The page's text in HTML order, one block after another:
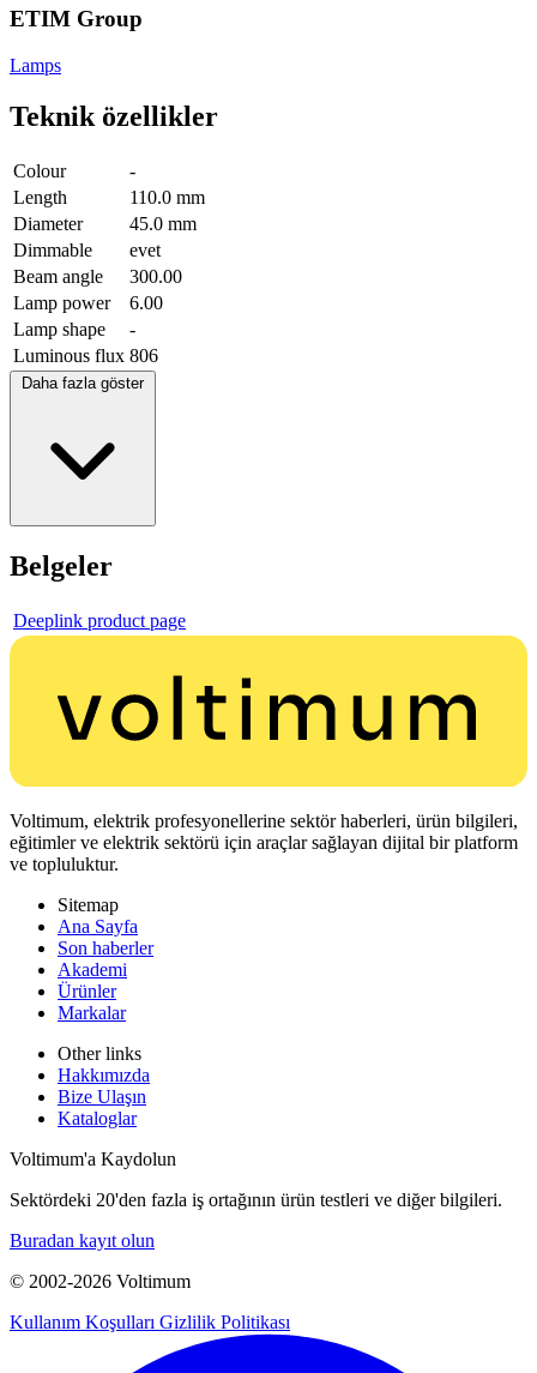
ETIM Group
Lamps
Teknik özellikler
Colour
-
Length
110.0 mm
Diameter
45.0 mm
Dimmable
evet
Beam angle
300.00
Lamp power
6.00
Lamp shape
-
Luminous flux 806
Daha fazla göster
Belgeler
Deeplink product page
Voltimum, elektrik profesyonellerine sektör haberleri, ürün bilgileri,
eğitimler ve elektrik sektörü için araçlar sağlayan dijital bir platform
ve topluluktur.
Sitemap
Ana Sayfa
Son haberler
Akademi
Ürünler
Markalar
Other links
Hakkımızda
Bize Ulaşın
Kataloglar
Voltimum'a Kaydolun
Sektördeki 20'den fazla iş ortağının ürün testleri ve diğer bilgileri.
Buradan kayıt olun
© 2002-2026 Voltimum
Kullanım Koşulları Gizlilik Politikası